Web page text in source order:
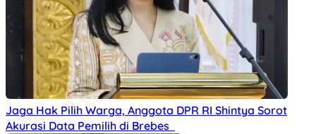
Jaga Hak Pilih Warga, Anggota DPR RI Shintya Sorot
Akurasi Data Pemilih di Brebes